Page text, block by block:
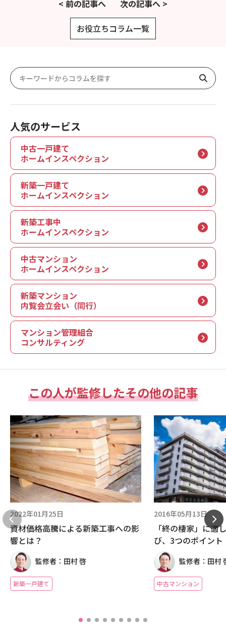
< 前の記事へ 次の記事へ >
お役立ちコラム一覧
人気のサービス
中古一戸建て
ホームインスペクション
新築一戸建て
ホームインスペクション
新築工事中
ホームインスペクション
中古マンション
ホームインスペクション
新築マンション
内覧会立会い（同行）
マンション管理組合
コンサルティング
この人が監修したその他の記事
2022年01月25日
資材価格高騰による新築工事への影
響とは？
監修者：田村 啓
新築一戸建て
2016年05月13日
「終の棲家」に適
び、3つのポイント
監修者：田村
中古マンション